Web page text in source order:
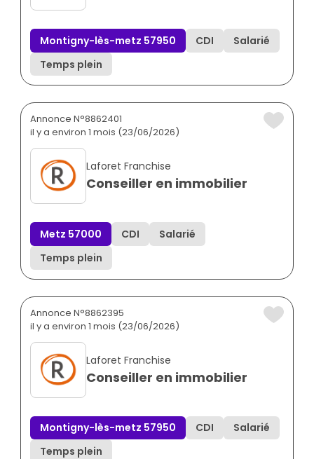
Montigny-lès-metz 57950 CDI
Salarié
Temps plein
Annonce N°8862401
il y a environ 1 mois (23/06/2026)
Laforet Franchise
Conseiller en immobilier
Metz 57000 CDI
Salarié
Temps plein
Annonce N°8862395
il y a environ 1 mois (23/06/2026)
Laforet Franchise
Conseiller en immobilier
Montigny-lès-metz 57950 CDI
Salarié
Temps plein